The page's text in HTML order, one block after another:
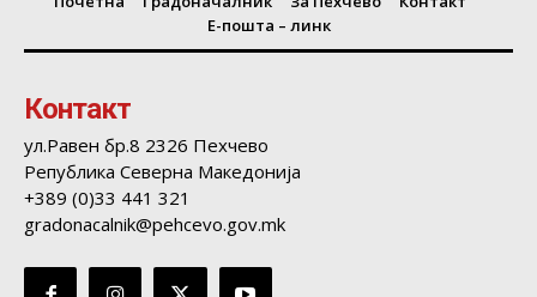
Е-пошта – линк
Контакт
ул.Равен бр.8 2326 Пехчево
Република Северна Македонија
+389 (0)33 441 321
gradonacalnik@pehcevo.gov.mk